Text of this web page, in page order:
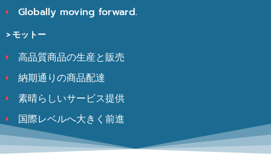
Globally moving forward.
> モットー
高品質商品の生産と販売
納期通りの商品配達
素晴らしいサービス提供
国際レベルへ大きく前進